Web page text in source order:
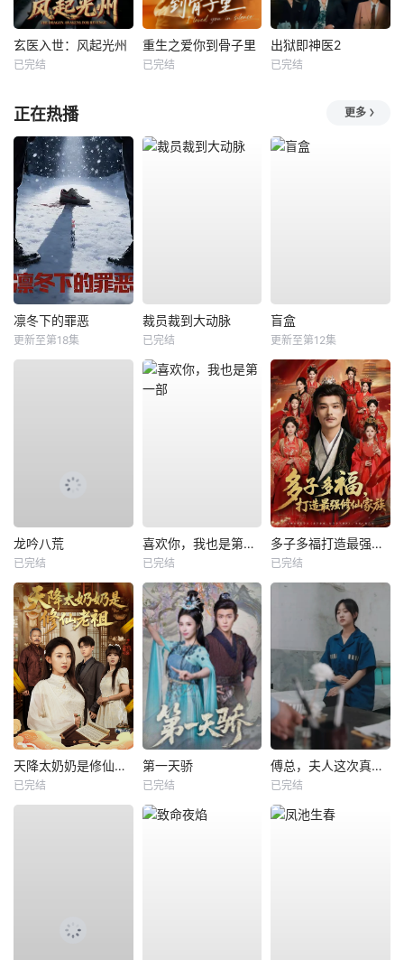
玄医入世：风起光州
已完结
重生之爱你到骨子里
已完结
出狱即神医2
已完结
正在热播 更多
凛冬下的罪恶
更新至第18集
裁员裁到大动脉
已完结
盲盒
更新至第12集
龙吟八荒
已完结
喜欢你，我也是第一部
已完结
多子多福打造最强修仙家族
已完结
天降太奶奶是修仙老祖
已完结
第一天骄
已完结
傅总，夫人这次真的死了
已完结